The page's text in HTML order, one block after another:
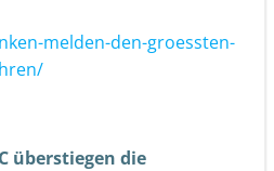
melden-den-groessten-
überstiegen die